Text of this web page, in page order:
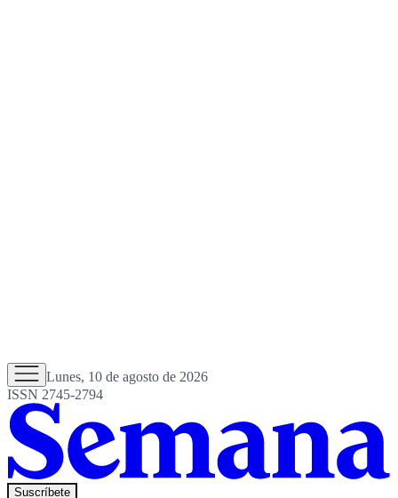
Lunes, 10 de agosto de 2026
ISSN 2745-2794
Suscríbete